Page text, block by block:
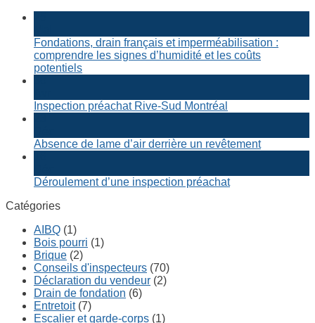
Fondations, drain français et imperméabilisation :
comprendre les signes d’humidité et les coûts
potentiels
Inspection préachat Rive-Sud Montréal
Absence de lame d’air derrière un revêtement
Déroulement d’une inspection préachat
Catégories
AIBQ (1)
Bois pourri (1)
Brique (2)
Conseils d'inspecteurs (70)
Déclaration du vendeur (2)
Drain de fondation (6)
Entretoit(7)
Escalier et garde-corps (1)